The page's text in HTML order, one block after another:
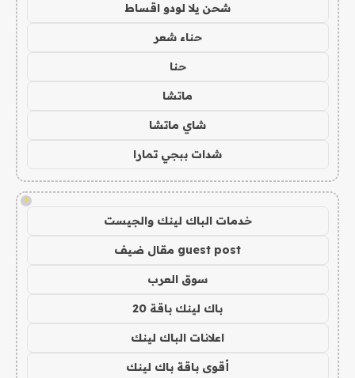
شحن يلا لودو اقساط
حناء شعر
حنا
ماتشا
شاي ماتشا
شدات ببجي تمارا
!
خدمات الباك لينك والجيست
guest post مقال ضيف
سوق العرب
باك لينك باقة 20
اعلانات الباك لينك
أقوى باقة باك لينك